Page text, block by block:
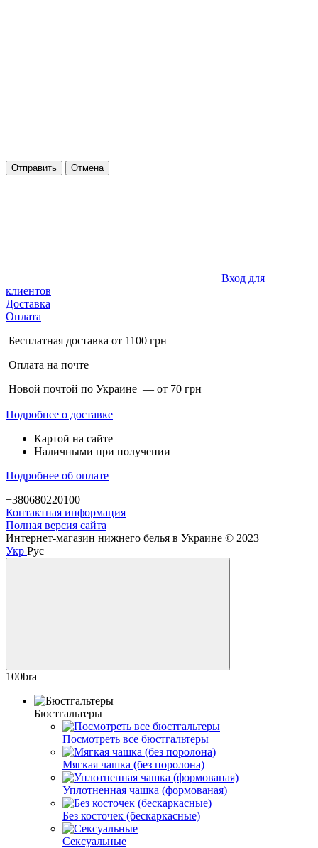
Отправить Отмена
Вход для
клиентов
Доставка
Оплата
Бесплатная доставка от 1100 грн
Оплата на почте
Новой почтой по Украине — от 70 грн
Подробнее о доставке
Картой на сайте
Наличными при получении
Подробнее об оплате
+380680220100
Контактная информация
Полная версия сайта
Интернет-магазин нижнего белья в Украине © 2023
Укр Рус
100bra
Бюстгальтеры
Посмотреть все бюстгальтеры
Мягкая чашка (без поролона)
Уплотненная чашка (формованая)
Без косточек (бескаркасные)
Сексуальные